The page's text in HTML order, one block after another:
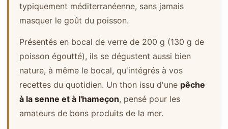
typiquement méditerranéenne, sans jamais
masquer le goût du poisson.
Présentés en bocal de verre de 200 g (130 g de
poisson égoutté), ils se dégustent aussi bien
nature, à même le bocal, qu'intégrés à vos
recettes du quotidien. Un thon issu d'une pêche
à la senne et à l'hameçon, pensé pour les
amateurs de bons produits de la mer.